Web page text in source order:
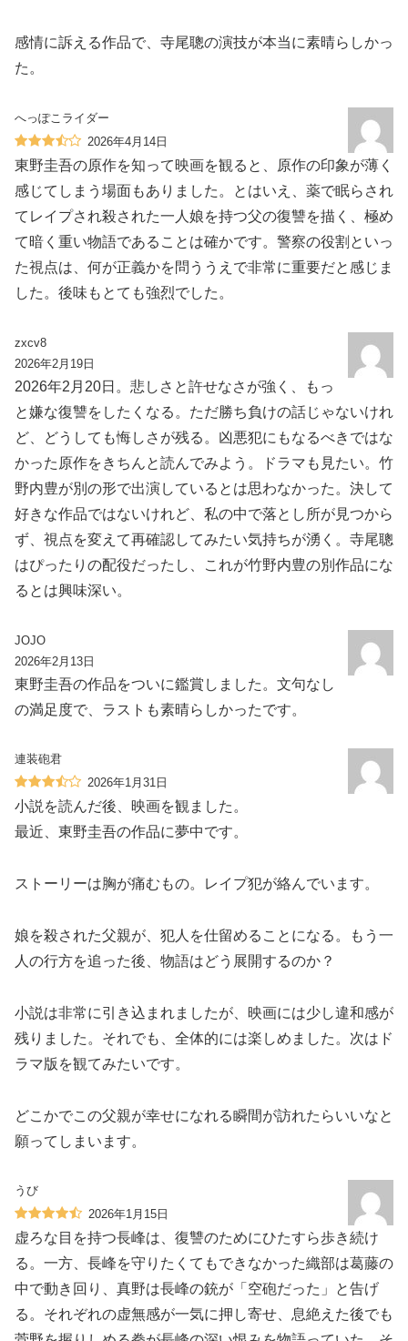
感情に訴える作品で、寺尾聰の演技が本当に素晴らしかっ
た。
へっぽこライダー
2026年4月14日
東野圭吾の原作を知って映画を観ると、原作の印象が薄く
感じてしまう場面もありました。とはいえ、薬で眠らされ
てレイプされ殺された一人娘を持つ父の復讐を描く、極め
て暗く重い物語であることは確かです。警察の役割といっ
た視点は、何が正義かを問ううえで非常に重要だと感じま
した。後味もとても強烈でした。
zxcv8
2026年2月19日
2026年2月20日。悲しさと許せなさが強く、もっ
と嫌な復讐をしたくなる。ただ勝ち負けの話じゃないけれ
ど、どうしても悔しさが残る。凶悪犯にもなるべきではな
かった原作をきちんと読んでみよう。ドラマも見たい。竹
野内豊が別の形で出演しているとは思わなかった。決して
好きな作品ではないけれど、私の中で落とし所が見つから
ず、視点を変えて再確認してみたい気持ちが湧く。寺尾聰
はぴったりの配役だったし、これが竹野内豊の別作品にな
るとは興味深い。
JOJO
2026年2月13日
東野圭吾の作品をついに鑑賞しました。文句なし
の満足度で、ラストも素晴らしかったです。
連装砲君
2026年1月31日
小説を読んだ後、映画を観ました。
最近、東野圭吾の作品に夢中です。
ストーリーは胸が痛むもの。レイプ犯が絡んでいます。
娘を殺された父親が、犯人を仕留めることになる。もう一
人の行方を追った後、物語はどう展開するのか？
小説は非常に引き込まれましたが、映画には少し違和感が
残りました。それでも、全体的には楽しめました。次はド
ラマ版を観てみたいです。
どこかでこの父親が幸せになれる瞬間が訪れたらいいなと
願ってしまいます。
うび
2026年1月15日
虚ろな目を持つ長峰は、復讐のためにひたすら歩き続け
る。一方、長峰を守りたくてもできなかった織部は葛藤の
中で動き回り、真野は長峰の銃が「空砲だった」と告げ
る。それぞれの虚無感が一気に押し寄せ、息絶えた後でも